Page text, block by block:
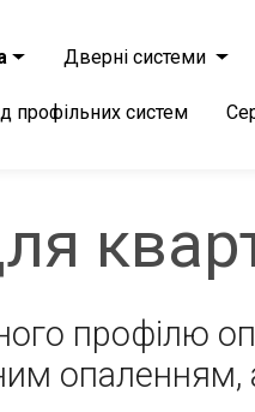
Дверні системи
профільних систем
профілю